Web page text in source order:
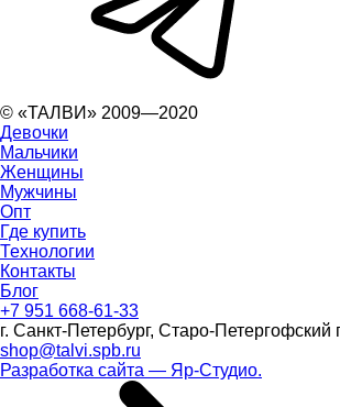
© «ТАЛВИ» 2009—2020
Девочки
Мальчики
Женщины
Мужчины
Опт
Где купить
Технологии
Контакты
Блог
+7 951 668-61-33
г. Санкт-Петербург, Старо-Петергофский
shop@talvi.spb.ru
Разработка сайта — Яр-Студио.